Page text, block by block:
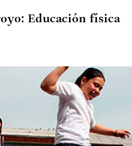
Educación física